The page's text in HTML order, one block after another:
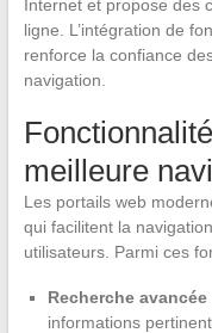
Internet et propose des
ligne. L’intégration de
renforce la confiance
navigation.
meilleure
Les portails web
qui facilitent la
utilisateurs. Parmi ces
Recherche avancée
informations